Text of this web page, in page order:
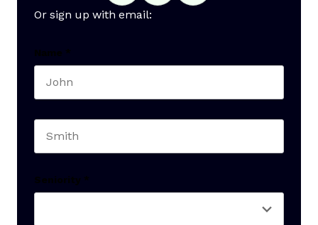
Or sign up with email:
Name *
Seniority *